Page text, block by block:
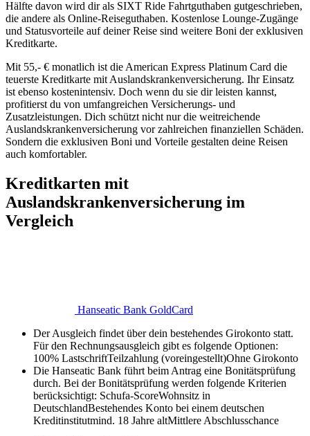
Hälfte davon wird dir als SIXT Ride Fahrtguthaben gutgeschrieben,
die andere als Online-Reiseguthaben. Kostenlose Lounge-Zugänge
und Statusvorteile auf deiner Reise sind weitere Boni der exklusiven
Kreditkarte.
Mit 55,- € monatlich ist die American Express Platinum Card die
teuerste Kreditkarte mit Auslandskrankenversicherung. Ihr Einsatz
ist ebenso kostenintensiv. Doch wenn du sie dir leisten kannst,
profitierst du von umfangreichen Versicherungs- und
Zusatzleistungen. Dich schützt nicht nur die weitreichende
Auslandskrankenversicherung vor zahlreichen finanziellen Schäden.
Sondern die exklusiven Boni und Vorteile gestalten deine Reisen
auch komfortabler.
Kreditkarten mit
Auslandskrankenversicherung im
Vergleich
Hanseatic Bank GoldCard
Der Ausgleich findet über dein bestehendes Girokonto statt.
Für den Rechnungsausgleich gibt es folgende Optionen:
100% LastschriftTeilzahlung (voreingestellt)Ohne Girokonto
Die Hanseatic Bank führt beim Antrag eine Bonitätsprüfung
durch. Bei der Bonitätsprüfung werden folgende Kriterien
berücksichtigt: Schufa-ScoreWohnsitz in
DeutschlandBestehendes Konto bei einem deutschen
Kreditinstitutmind. 18 Jahre altMittlere Abschlusschance